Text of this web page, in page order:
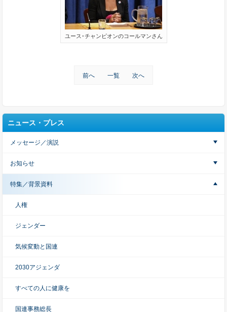
ユース･チャンピオンのコールマンさん
前へ 一覧 次へ
ニュース・プレス
メッセージ／演説
お知らせ
特集／背景資料
人権
ジェンダー
気候変動と国連
2030アジェンダ
すべての人に健康を
国連事務総長